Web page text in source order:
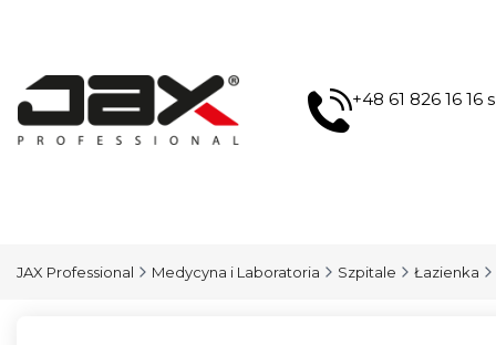
+48 61 826 16 16
JAX Professional Medycyna i Laboratoria Szpitale Łazienka